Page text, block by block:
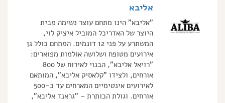
אליבא
"אליבא" הינו מתחם עוצר נשימה מבית
היוצר של האדריכל המוביל איציק לוי,
המשתרע על פני 12 דונמים. המתחם כולל גן
אירועים מטופח ושלושה אולמות מפוארים:
"רויאל אליבא", הבנוי לאירוח של 800
אורחים, ולצידו "קלאסיק אליבא", המותאם
לאירועים אינטימיים המארחים עד כ-500
אורחים. וגולת הכותרת – "גראנד אליבא",